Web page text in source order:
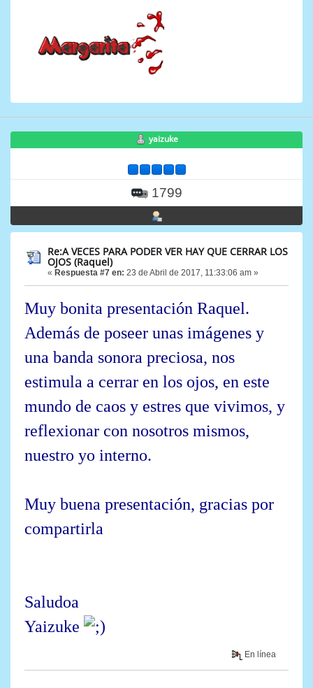
yaizuke
1799
Re:A VECES PARA PODER VER HAY QUE CERRAR LOS
OJOS (Raquel)
« Respuesta #7 en: 23 de Abril de 2017, 11:33:06 am »
Muy bonita presentación Raquel.
Además de poseer unas imágenes y
una banda sonora preciosa, nos
estimula a cerrar en los ojos, en este
mundo de caos y estres que vivimos, y
reflexionar con nosotros mismos,
nuestro yo interno.
Muy buena presentación, gracias por
compartirla
Saludoa
Yaizuke
En línea